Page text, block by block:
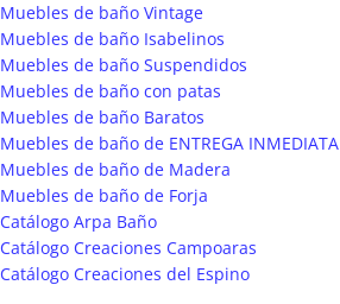
Muebles de baño Vintage
Muebles de baño Isabelinos
Muebles de baño Suspendidos
Muebles de baño con patas
Muebles de baño Baratos
Muebles de baño de ENTREGA INMEDIATA
Muebles de baño de Madera
Muebles de baño de Forja
Catálogo Arpa Baño
Catálogo Creaciones Campoaras
Catálogo Creaciones del Espino